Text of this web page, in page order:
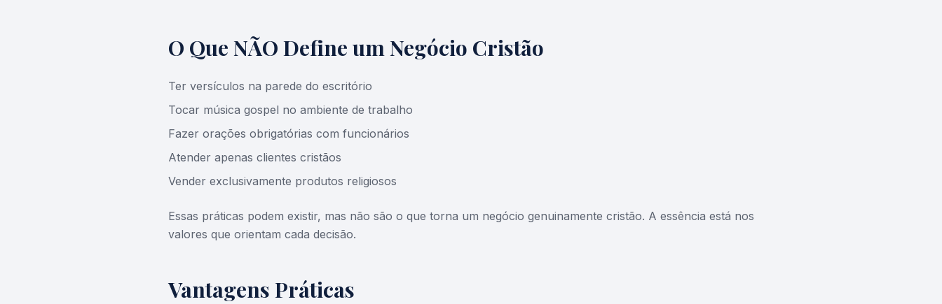
O Que NÃO Define um Negócio Cristão
Ter versículos na parede do escritório
Tocar música gospel no ambiente de trabalho
Fazer orações obrigatórias com funcionários
Atender apenas clientes cristãos
Vender exclusivamente produtos religiosos
Essas práticas podem existir, mas não são o que torna um negócio genuinamente cristão. A essência está nos
valores que orientam cada decisão.
Vantagens Práticas